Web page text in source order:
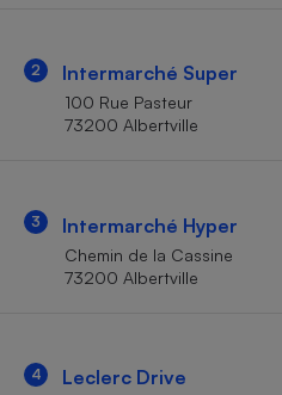
2 Intermarché Super
100 Rue Pasteur
73200 Albertville
3 Intermarché Hyper
Chemin de la Cassine
73200 Albertville
4 Leclerc Drive